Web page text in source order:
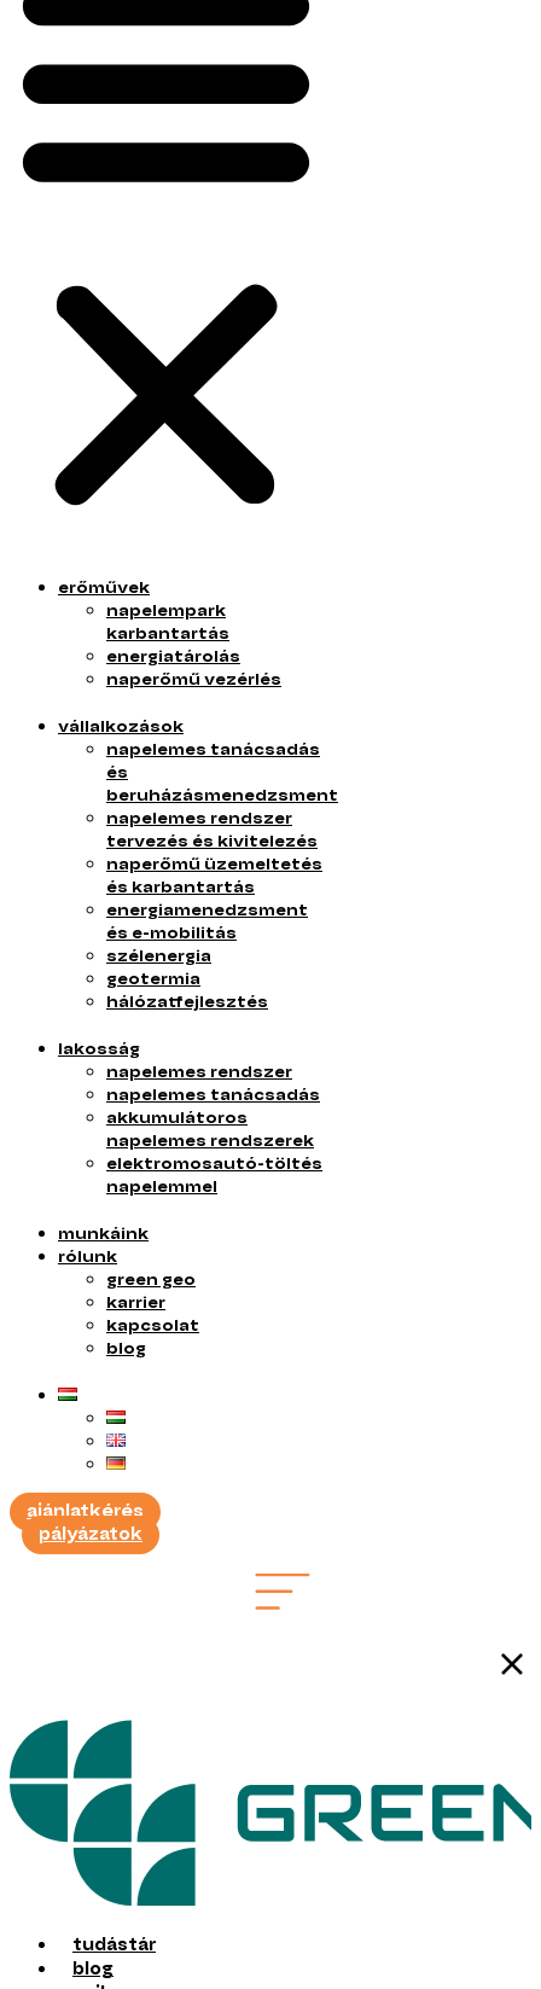
erőművek
napelempark
karbantartás
energiatárolás
naperőmű vezérlés
vállalkozások
napelemes tanácsadás
és
beruházásmenedzsment
napelemes rendszer
tervezés és kivitelezés
naperőmű üzemeltetés
és karbantartás
energiamenedzsment
és e-mobilitás
szélenergia
geotermia
hálózatfejlesztés
lakosság
napelemes rendszer
napelemes tanácsadás
akkumulátoros
napelemes rendszerek
elektromosautó-töltés
napelemmel
munkáink
rólunk
green geo
karrier
kapcsolat
blog
ajánlatkérés
pályázatok
tudástár
blog